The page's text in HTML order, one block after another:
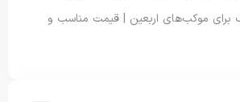
برای موکب‌های اربعین | قیمت مناسب و